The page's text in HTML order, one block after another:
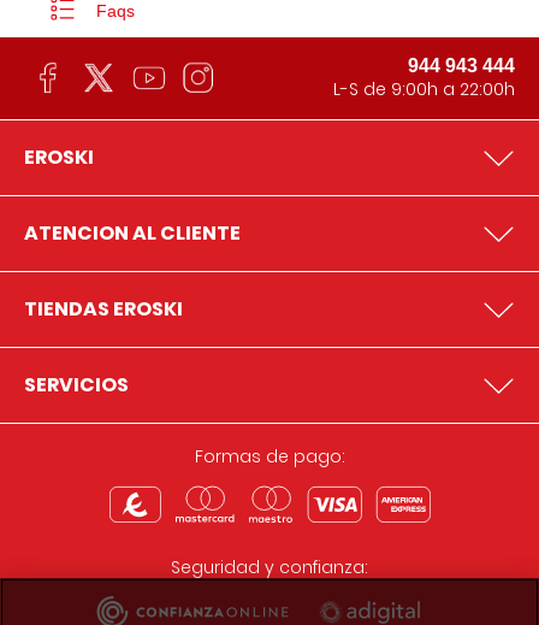
Faqs
944 943 444
L-S de 9:00h a 22:00h
EROSKI
ATENCION AL CLIENTE
TIENDAS EROSKI
SERVICIOS
Formas de pago:
Seguridad y confianza: